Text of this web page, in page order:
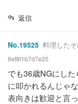
返信
No.19525 料理した
6ef8f1b7d7e25
でも36歳NGにし
に叩かれるんじゃ
表向きは歓迎と言